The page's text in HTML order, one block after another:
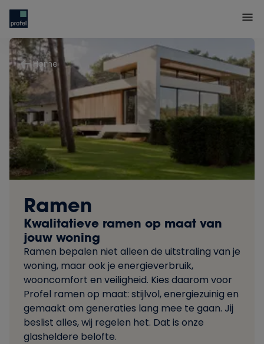
Home
Ramen
Kwalitatieve ramen op maat van
jouw woning
Ramen bepalen niet alleen de uitstraling van je
woning, maar ook je energieverbruik,
wooncomfort en veiligheid. Kies daarom voor
Profel ramen op maat: stijlvol, energiezuinig en
gemaakt om generaties lang mee te gaan. Jij
beslist alles, wij regelen het. Dat is onze
glasheldere belofte.